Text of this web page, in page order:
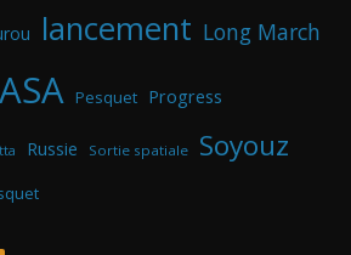
lancement Long March
Pesquet Progress
Russie Sortie spatiale Soyouz